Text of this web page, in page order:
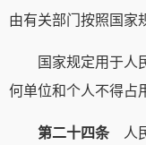
由有关部门按照国家
国家规定用于人
何单位和个人不得占
第二十四条
人